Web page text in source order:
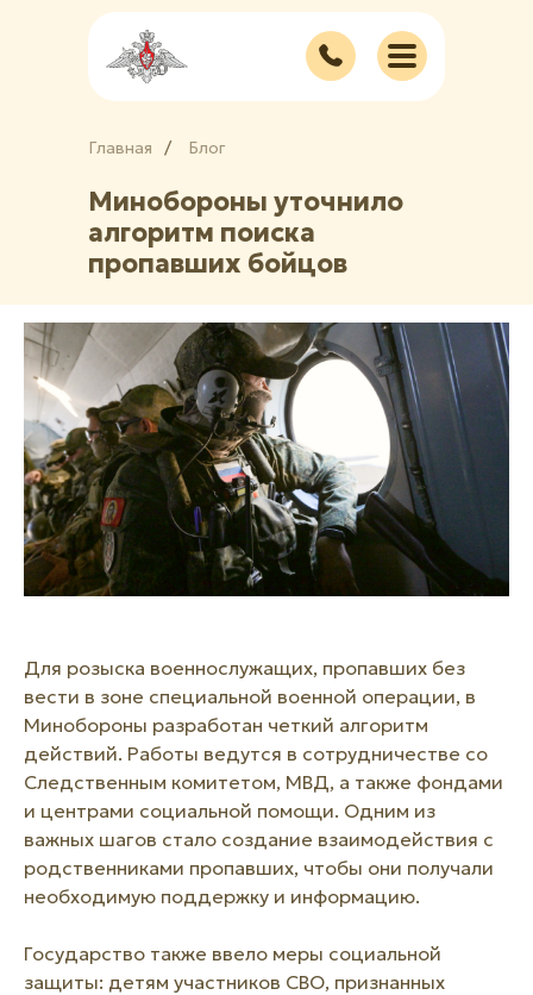
Минобороны уточнило
алгоритм поиска
пропавших бойцов
Главная / Блог
/
Для розыска военнослужащих, пропавших без
вести в зоне специальной военной операции, в
Минобороны разработан четкий алгоритм
действий. Работы ведутся в сотрудничестве со
Следственным комитетом, МВД, а также фондами
и центрами социальной помощи. Одним из
важных шагов стало создание взаимодействия с
родственниками пропавших, чтобы они получали
необходимую поддержку и информацию.
Государство также ввело меры социальной
защиты: детям участников СВО, признанных